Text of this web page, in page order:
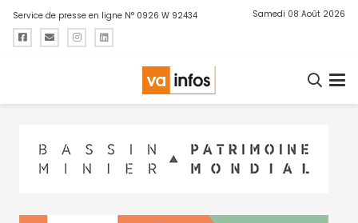
Service de presse en ligne N° 0926 W 92434 Samedi 08 Août 2026